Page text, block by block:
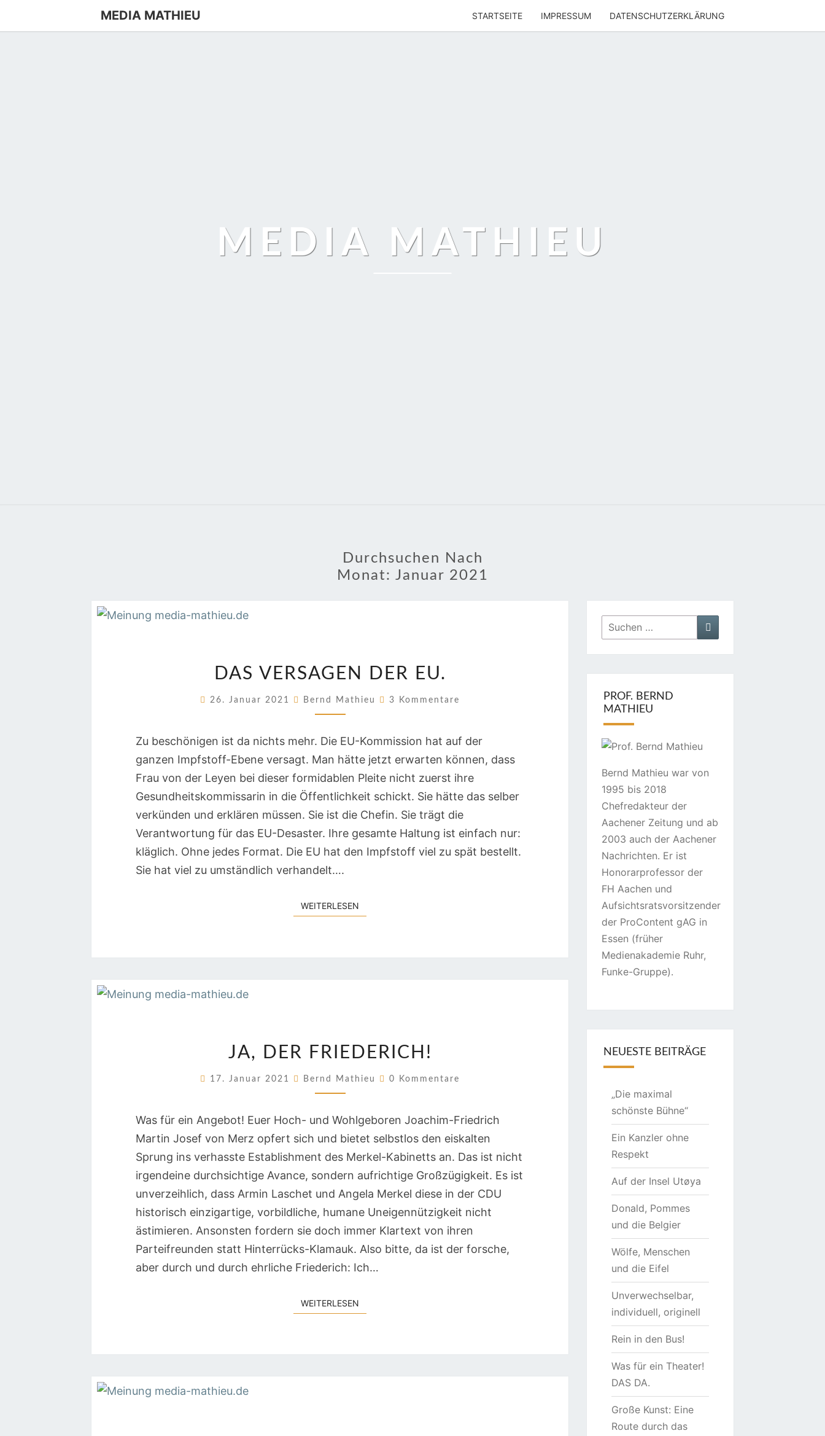
MEDIA MATHIEU STARTSEITE IMPRESSUM DATENSCHUTZERKLÄRUNG
MEDIA MATHIEU
Durchsuchen Nach
Monat: Januar 2021
VERSAGEN
DER
EU.
DAS VERSAGEN DER EU.
26. Januar 2021 Bernd Mathieu Kommentare
3 Kommentare
Zu beschönigen ist da nichts mehr. Die EU-Kommission hat auf der
ganzen Impfstoff-Ebene versagt. Man hätte jetzt erwarten können, dass
Frau von der Leyen bei dieser formidablen Pleite nicht zuerst ihre
Gesundheitskommissarin in die Öffentlichkeit schickt. Sie hätte das selber
verkünden und erklären müssen. Sie ist die Chefin. Sie trägt die
Verantwortung für das EU-Desaster. Ihre gesamte Haltung ist einfach nur:
kläglich. Ohne jedes Format. Die EU hat den Impfstoff viel zu spät bestellt.
Sie hat viel zu umständlich verhandelt….
WEITERLESEN
DER
FRIEDERICH!
JA, DER FRIEDERICH!
17. Januar 2021 Bernd Mathieu Kommentare
0 Kommentare
Was für ein Angebot! Euer Hoch- und Wohlgeboren Joachim-Friedrich
Martin Josef von Merz opfert sich und bietet selbstlos den eiskalten
Sprung ins verhasste Establishment des Merkel-Kabinetts an. Das ist nicht
irgendeine durchsichtige Avance, sondern aufrichtige Großzügigkeit. Es ist
unverzeihlich, dass Armin Laschet und Angela Merkel diese in der CDU
historisch einzigartige, vorbildliche, humane Uneigennützigkeit nicht
ästimieren. Ansonsten fordern sie doch immer Klartext von ihren
Parteifreunden statt Hinterrücks-Klamauk. Also bitte, da ist der forsche,
aber durch und durch ehrliche Friederich: Ich…
WEITERLESEN
Suchen
nach:
PROF. BERND
MATHIEU
Bernd Mathieu war von
1995 bis 2018
Chefredakteur der
Aachener Zeitung und ab
2003 auch der Aachener
Nachrichten. Er ist
Honorarprofessor der
FH Aachen und
Aufsichtsratsvorsitzender
der ProContent gAG in
Essen (früher
Medienakademie Ruhr,
Funke-Gruppe).
NEUESTE BEITRÄGE
„Die maximal
schönste Bühne“
Ein Kanzler ohne
Respekt
Auf der Insel Utøya
Donald, Pommes
und die Belgier
Wölfe, Menschen
und die Eifel
Unverwechselbar,
individuell, originell
Rein in den Bus!
Was für ein Theater!
DAS DA.
Große Kunst: Eine
Route durch das